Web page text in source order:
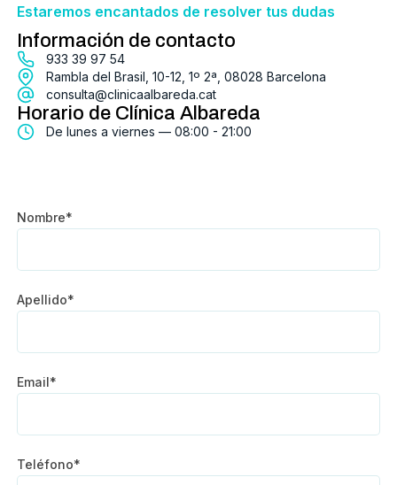
Estaremos encantados de resolver tus dudas
Información de contacto
933 39 97 54
Rambla del Brasil, 10-12, 1º 2ª, 08028 Barcelona
consulta@clinicaalbareda.cat
Horario de Clínica Albareda
De lunes a viernes — 08:00 - 21:00
Nombre*
Apellido*
Email*
Teléfono*